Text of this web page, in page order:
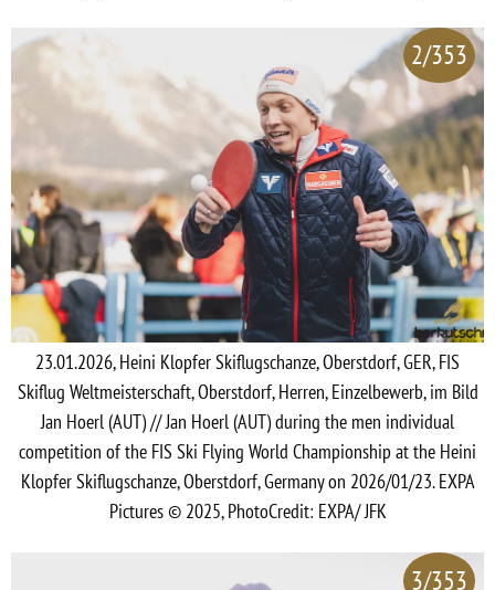
2/353
23.01.2026, Heini Klopfer Skiflugschanze, Oberstdorf, GER, FIS
Skiflug Weltmeisterschaft, Oberstdorf, Herren, Einzelbewerb, im Bild
Jan Hoerl (AUT) // Jan Hoerl (AUT) during the men individual
competition of the FIS Ski Flying World Championship at the Heini
Klopfer Skiflugschanze, Oberstdorf, Germany on 2026/01/23. EXPA
Pictures © 2025, PhotoCredit: EXPA/ JFK
3/353